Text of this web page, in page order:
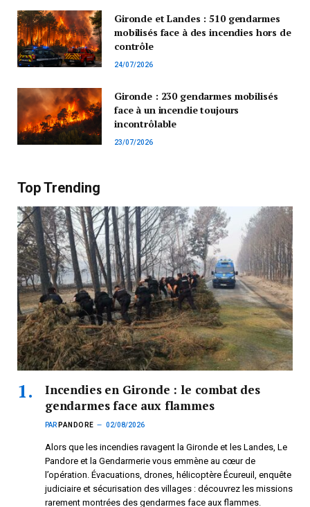
Gironde et Landes : 510 gendarmes
mobilisés face à des incendies hors de
contrôle
24/07/2026
Gironde : 230 gendarmes mobilisés
face à un incendie toujours
incontrôlable
23/07/2026
Top Trending
Incendies en Gironde : le combat des
gendarmes face aux flammes
PAR PANDORE 02/08/2026
Alors que les incendies ravagent la Gironde et les Landes, Le
Pandore et la Gendarmerie vous emmène au cœur de
l’opération. Évacuations, drones, hélicoptère Écureuil, enquête
judiciaire et sécurisation des villages : découvrez les missions
rarement montrées des gendarmes face aux flammes.